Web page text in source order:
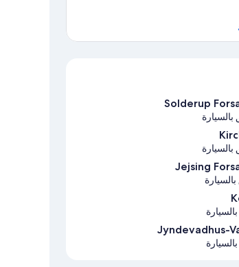
Solderup
Jejsing
Jyndevadhus-